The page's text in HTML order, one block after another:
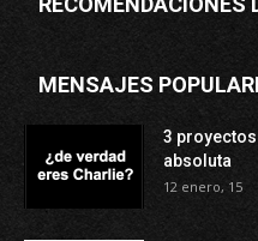
MENSAJES
3
absoluta
12 enero, 15